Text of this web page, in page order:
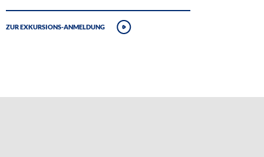
Zur Exkursions-Anmeldung